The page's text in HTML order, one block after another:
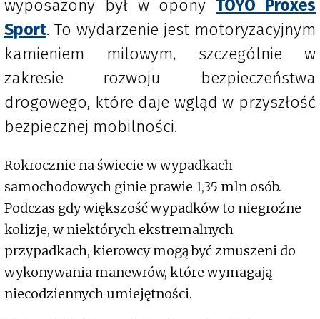
wyposażony był w opony TOYO Proxes
Sport. To wydarzenie jest motoryzacyjnym
kamieniem milowym, szczególnie w
zakresie rozwoju bezpieczeństwa
drogowego, które daje wgląd w przyszłość
bezpiecznej mobilności.
Rokrocznie na świecie w wypadkach
samochodowych ginie prawie 1,35 mln osób.
Podczas gdy większość wypadków to niegroźne
kolizje, w niektórych ekstremalnych
przypadkach, kierowcy mogą być zmuszeni do
wykonywania manewrów, które wymagają
niecodziennych umiejętności.